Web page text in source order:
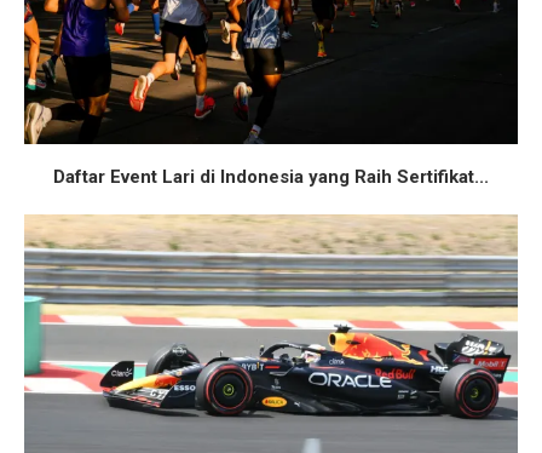
Daftar Event Lari di Indonesia yang Raih Sertifikat...